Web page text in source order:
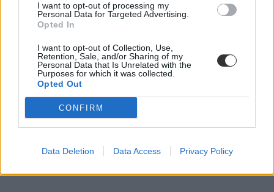
I want to opt-out of processing my
Personal Data for Targeted Advertising.
Opted In
I want to opt-out of Collection, Use,
Retention, Sale, and/or Sharing of my
Personal Data that Is Unrelated with the
Purposes for which it was collected.
Opted Out
CONFIRM
Data Deletion Data Access Privacy Policy